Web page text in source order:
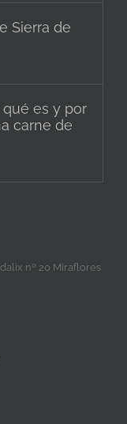
Sierra de
qué es y por
carne de
nº 20 Miraflores